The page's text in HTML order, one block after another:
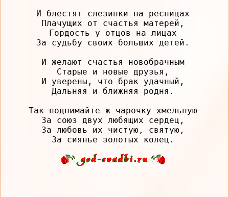
И блестят слезинки на ресницах
Плачущих от счастья матерей,
Гордость у отцов на лицах
За судьбу своих больших детей.
И желают счастья новобрачным
Старые и новые друзья,
И уверены, что брак удачный,
Дальняя и ближняя родня.
Так поднимайте ж чарочку хмельную
За союз двух любящих сердец,
За любовь их чистую, святую,